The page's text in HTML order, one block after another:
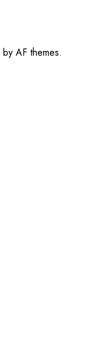
by AF themes.